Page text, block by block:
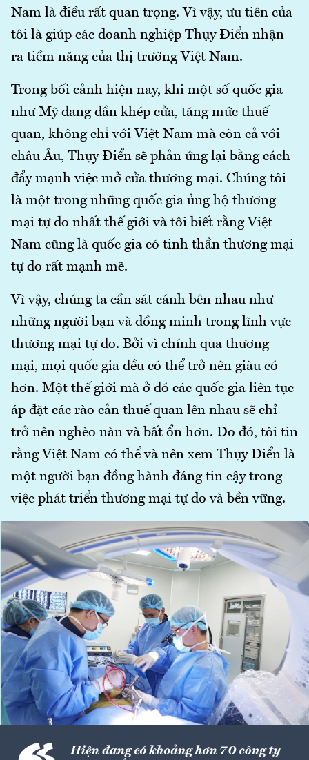
Nam là điều rất quan trọng. Vì vậy, ưu tiên của
tôi là giúp các doanh nghiệp Thụy Điển nhận
ra tiềm năng của thị trường Việt Nam.
Trong bối cảnh hiện nay, khi một số quốc gia
như Mỹ đang dần khép cửa, tăng mức thuế
quan, không chỉ với Việt Nam mà còn cả với
châu Âu, Thụy Điển sẽ phản ứng lại bằng cách
đẩy mạnh việc mở cửa thương mại. Chúng tôi
là một trong những quốc gia ủng hộ thương
mại tự do nhất thế giới và tôi biết rằng Việt
Nam cũng là quốc gia có tinh thần thương mại
tự do rất mạnh mẽ.
Vì vậy, chúng ta cần sát cánh bên nhau như
những người bạn và đồng minh trong lĩnh vực
thương mại tự do. Bởi vì chính qua thương
mại, mọi quốc gia đều có thể trở nên giàu có
hơn. Một thế giới mà ở đó các quốc gia liên tục
áp đặt các rào cản thuế quan lên nhau sẽ chỉ
trở nên nghèo nàn và bất ổn hơn. Do đó, tôi tin
rằng Việt Nam có thể và nên xem Thụy Điển là
một người bạn đồng hành đáng tin cậy trong
việc phát triển thương mại tự do và bền vững.